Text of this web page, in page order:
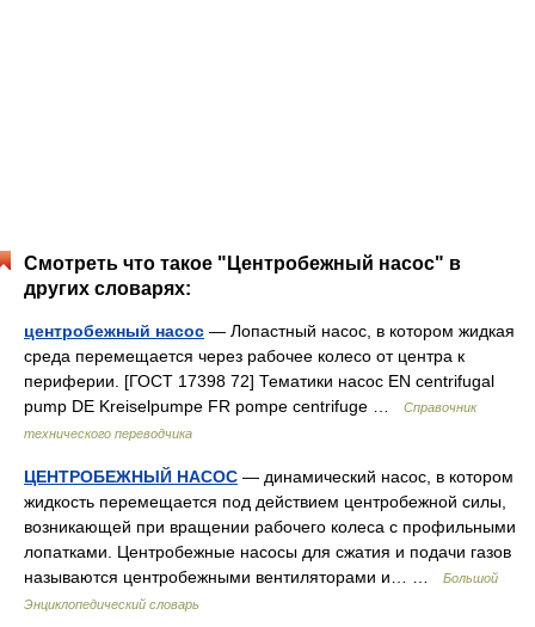
Смотреть что такое "Центробежный насос" в
других словарях:
центробежный насос — Лопастный насос, в котором жидкая
среда перемещается через рабочее колесо от центра к
периферии. [ГОСТ 17398 72] Тематики насос EN centrifugal
pump DE Kreiselpumpe FR pompe centrifuge …
Справочник
технического переводчика
ЦЕНТРОБЕЖНЫЙ НАСОС — динамический насос, в котором
жидкость перемещается под действием центробежной силы,
возникающей при вращении рабочего колеса с профильными
лопатками. Центробежные насосы для сжатия и подачи газов
называются центробежными вентиляторами и… …
Большой
Энциклопедический словарь